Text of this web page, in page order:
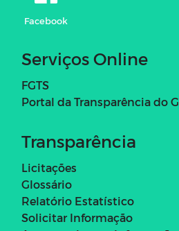
Facebook
Serviços Online
FGTS
Portal da Transparência do
Transparência
Licitações
Glossário
Relatório Estatístico
Solicitar Informação